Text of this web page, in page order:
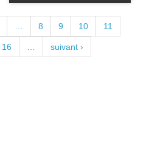
8 9 10 11
16 suivant ›